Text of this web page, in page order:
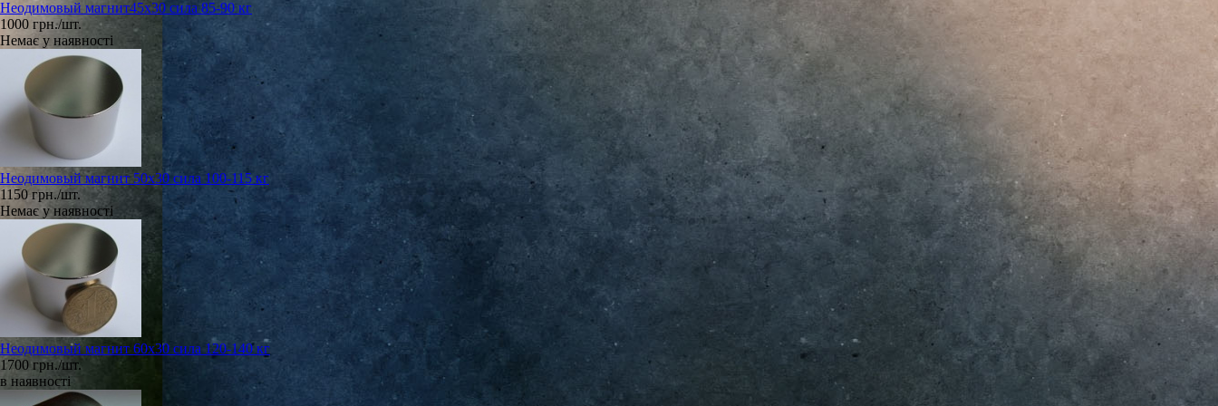
Неодимовый магнит45х30 сила 85-90 кг
1000 грн./шт.
Немає у наявності
Неодимовый магнит 50х30 сила 100-115 кг
1150 грн./шт.
Немає у наявності
Неодимовый магнит 60х30 сила 120-140 кг
1700 грн./шт.
в наявності